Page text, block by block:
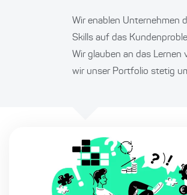
Wir enablen Unternehmen
Skills auf das
Wir glauben an das Lernen
wir unser Portfolio stetig